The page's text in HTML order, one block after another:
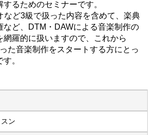
するためのセミナーです。
など3級で扱った内容を含めて、楽典
など、DTM・DAWによる音楽制作の
網羅的に扱いますので、これから
た音楽制作をスタートする方にとっ
。
ン